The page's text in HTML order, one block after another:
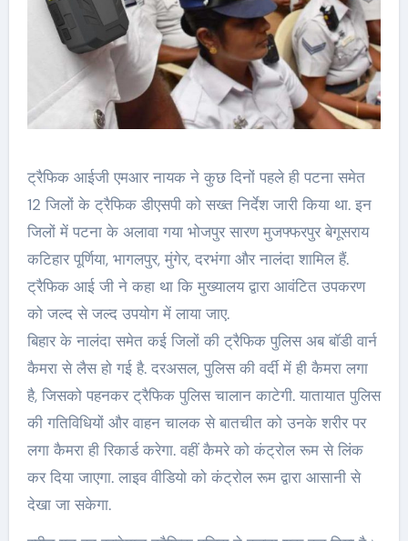
ट्रैफिक आईजी एमआर नायक ने कुछ दिनों पहले ही पटना समेत
12 जिलों के ट्रैफिक डीएसपी को सख्त निर्देश जारी किया था. इन
जिलों में पटना के अलावा गया भोजपुर सारण मुजफ्फरपुर बेगूसराय
कटिहार पूर्णिया, भागलपुर, मुंगेर, दरभंगा और नालंदा शामिल हैं.
ट्रैफिक आई जी ने कहा था कि मुख्यालय द्वारा आवंटित उपकरण
को जल्द से जल्द उपयोग में लाया जाए.
बिहार के नालंदा समेत कई जिलों की ट्रैफिक पुलिस अब बॉडी वार्न
कैमरा से लैस हो गई है. दरअसल, पुलिस की वर्दी में ही कैमरा लगा
है, जिसको पहनकर ट्रैफिक पुलिस चालान काटेगी. यातायात पुलिस
की गतिविधियों और वाहन चालक से बातचीत को उनके शरीर पर
लगा कैमरा ही रिकार्ड करेगा. वहीं कैमरे को कंट्रोल रूम से लिंक
कर दिया जाएगा. लाइव वीडियो को कंट्रोल रूम द्वारा आसानी से
देखा जा सकेगा.